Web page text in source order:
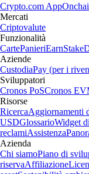
Crypto.com App
Mercati
Criptovalute
Funzionalità
CartePanieriEarnStake
Aziende
CustodiaPay (per i
Sviluppatori
Cronos PoSCronos
Risorse
RicercaAggiornamenti
USDGlossarioWidget
reclamiAssistenza
Azienda
Chi siamoPiano di
riservaAffiliazione